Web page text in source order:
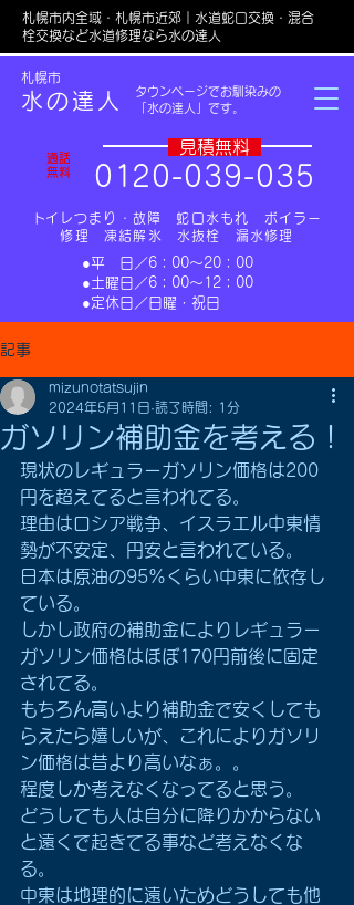
札幌市内全域・札幌市近郊｜水道蛇口交換・混合
栓交換など水道修理なら水の達人
​札幌市
水の達人
タウンページでお馴染みの
「水の達人」です。
​見積無料
通話
無料
0 1 20-039-035
​トイレつまり・故障 蛇口水もれ ボイラー
修理 凍結解氷 水抜栓 漏水修理
​●平 日／6：00～20：00
​●土曜日／6：00～12：00
​●定休日／日曜・祝日​
記事
ガソリン補助金を考える！
mizunotatsujin
2024年5月11日 読了時間: 1分
現状のレギュラーガソリン価格は200
円を超えてると言われてる。
理由はロシア戦争、イスラエル中東情
勢が不安定、円安と言われている。
日本は原油の95%くらい中東に依存し
ている。
しかし政府の補助金によりレギュラー
ガソリン価格はほぼ170円前後に固定
されてる。
もちろん高いより補助金で安くしても
らえたら嬉しいが、これによりガソリ
ン価格は昔より高いなぁ。。
程度しか考えなくなってると思う。
どうしても人は自分に降りかからない
と遠くで起きてる事など考えなくな
る。
中東は地理的に遠いためどうしても他